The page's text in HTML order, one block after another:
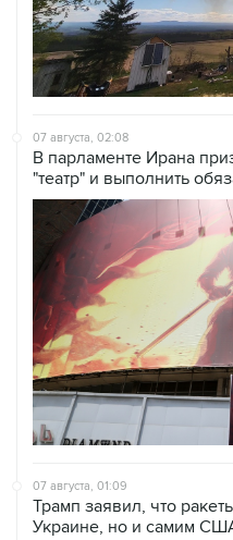
07 августа, 02:08
В парламенте Ирана
"театр" и выполнить
07 августа, 01:09
Трамп заявил, что
Украине, но и самим